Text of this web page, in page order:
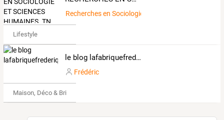
Recherches en Sociologie et sciences
Lifestyle
le blog lafabriquefrederique
Frédéric
Maison, Déco & Bricolage